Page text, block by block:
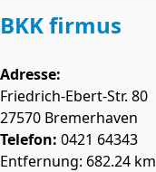
BKK firmus
Adresse:
Friedrich-Ebert-Str. 80
27570 Bremerhaven
Telefon: 0421 64343
Entfernung: 682.24 km